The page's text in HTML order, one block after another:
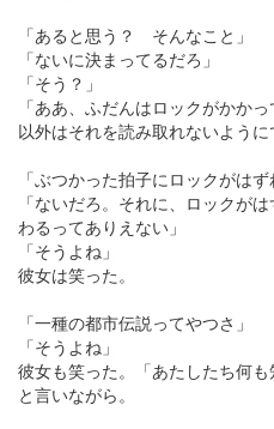
「あると思う？ そんなこと」
「ないに決まってるだろ」
「そう？」
「ああ、ふだんはロックがかか
以外はそれを読み取れないように
「ぶつかった拍子にロックがはず
「ないだろ。それに、ロックが
わるってありえない」
「そうよね」
彼女は笑った。
「一種の都市伝説ってやつさ」
「そうよね」
彼女も笑った。「あたしたち何も
と言いながら。